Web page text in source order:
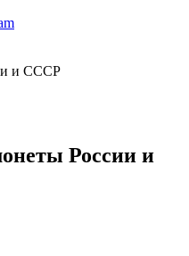
и СССР
России и